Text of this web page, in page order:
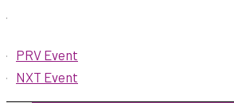
PRV Event
NXT Event